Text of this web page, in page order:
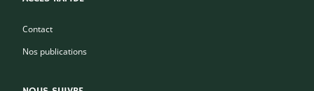
Contact
Nos publications